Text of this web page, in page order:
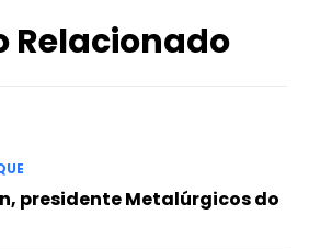
Relacionado
presidente Metalúrgicos do